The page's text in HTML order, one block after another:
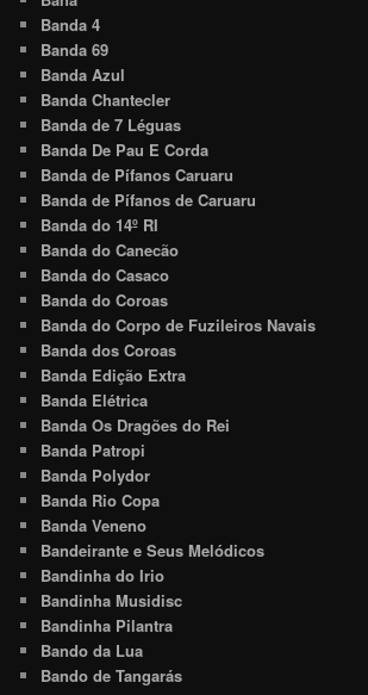
Banda 4
Banda 69
Banda Azul
Banda Chantecler
Banda de 7 Léguas
Banda De Pau E Corda
Banda de Pífanos Caruaru
Banda de Pífanos de Caruaru
Banda do 14º RI
Banda do Canecão
Banda do Casaco
Banda do Coroas
Banda do Corpo de Fuzileiros Navais
Banda dos Coroas
Banda Edição Extra
Banda Elétrica
Banda Os Dragões do Rei
Banda Patropi
Banda Polydor
Banda Rio Copa
Banda Veneno
Bandeirante e Seus Melódicos
Bandinha do Irio
Bandinha Musidisc
Bandinha Pilantra
Bando da Lua
Bando de Tangarás